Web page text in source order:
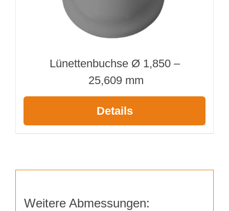
Lünettenbuchse Ø 1,850 –
25,609 mm
Details
Weitere Abmessungen: